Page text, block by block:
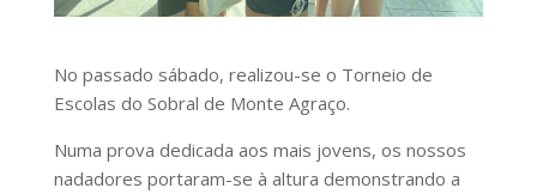
No passado sábado, realizou-se o Torneio de
Escolas do Sobral de Monte Agraço.
Numa prova dedicada aos mais jovens, os nossos
nadadores portaram-se à altura demonstrando a